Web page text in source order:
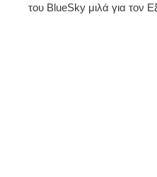
του BlueSky μιλά για τον